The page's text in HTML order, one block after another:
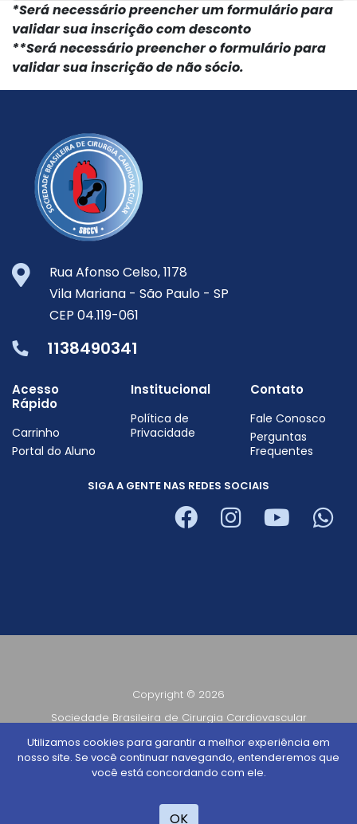
*Será necessário preencher um formulário para
validar sua inscrição com desconto
**Será necessário preencher o formulário para
validar sua inscrição de não sócio.
Rua Afonso Celso, 1178
Vila Mariana - São Paulo - SP
CEP 04.119-061
1138490341
Acesso
Rápido
Carrinho
Portal do Aluno
Institucional
Política de
Privacidade
Contato
Fale Conosco
Perguntas
Frequentes
SIGA A GENTE NAS REDES SOCIAIS
Copyright © 2026
Sociedade Brasileira de Cirurgia Cardiovascular
CNPJ 56.321.573/0001-71
Todos os direitos reservados
Utilizamos cookies para garantir a melhor experiência em
nosso site. Se você continuar navegando, entenderemos que
você está concordando com ele.
OK